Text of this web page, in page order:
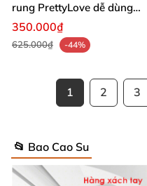
rung PrettyLove dễ dùng
kích thích
350.000₫
625.000₫ -44%
1 2 3
📂 Bao Cao Su